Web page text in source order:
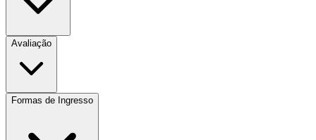
Avaliação
Formas de Ingresso